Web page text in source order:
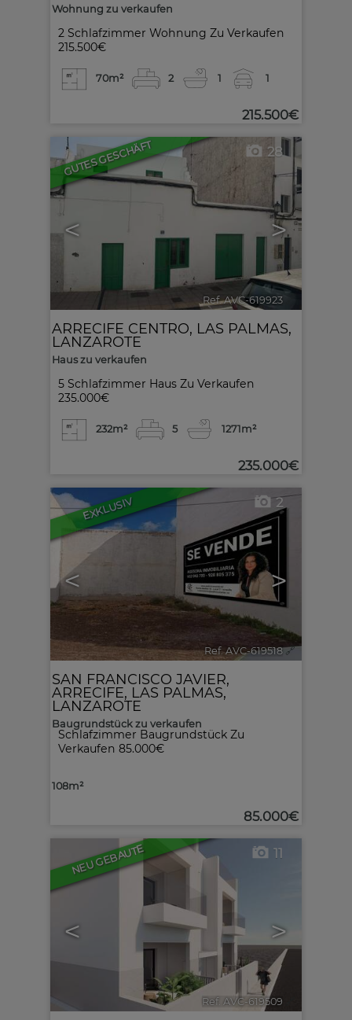
2 Schlafzimmer Wohnung Zu Verkaufen
215.500€
Wohnung zu verkaufen
70m² 2 1 1
215.500€
GUTES GESCHÄFT
< >
28
Ref. AVC-619923
5 Schlafzimmer Haus Zu Verkaufen
235.000€
ARRECIFE CENTRO, LAS PALMAS,
LANZAROTE
Haus zu verkaufen
232m² 5 1271m²
235.000€
EXKLUSIV
< >
2
Ref. AVC-619518 🔗
Schlafzimmer Baugrundstück Zu
Verkaufen 85.000€
SAN FRANCISCO JAVIER,
ARRECIFE, LAS PALMAS,
LANZAROTE
Baugrundstück zu verkaufen
108m²
85.000€
NEU GEBAUTE
< >
11
Ref. AVC-619509